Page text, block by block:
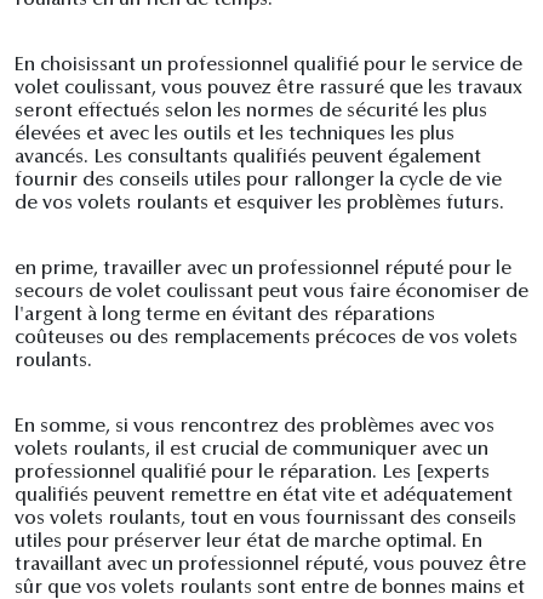
En choisissant un professionnel qualifié pour le service de
volet coulissant, vous pouvez être rassuré que les travaux
seront effectués selon les normes de sécurité les plus
élevées et avec les outils et les techniques les plus
avancés. Les consultants qualifiés peuvent également
fournir des conseils utiles pour rallonger la cycle de vie
de vos volets roulants et esquiver les problèmes futurs.
en prime, travailler avec un professionnel réputé pour le
secours de volet coulissant peut vous faire économiser de
l'argent à long terme en évitant des réparations
coûteuses ou des remplacements précoces de vos volets
roulants.
En somme, si vous rencontrez des problèmes avec vos
volets roulants, il est crucial de communiquer avec un
professionnel qualifié pour le réparation. Les [experts
qualifiés peuvent remettre en état vite et adéquatement
vos volets roulants, tout en vous fournissant des conseils
utiles pour préserver leur état de marche optimal. En
travaillant avec un professionnel réputé, vous pouvez être
sûr que vos volets roulants sont entre de bonnes mains et